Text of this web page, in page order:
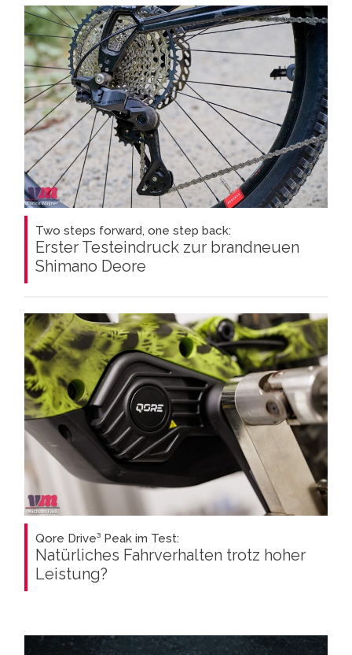
Two steps forward, one step back:
Erster Testeindruck zur brandneuen
Shimano Deore
Qore Drive³ Peak im Test:
Natürliches Fahrverhalten trotz hoher
Leistung?